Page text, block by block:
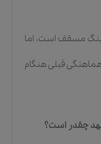
مسقف است، اما
قبلی هنگام
چقدر است؟